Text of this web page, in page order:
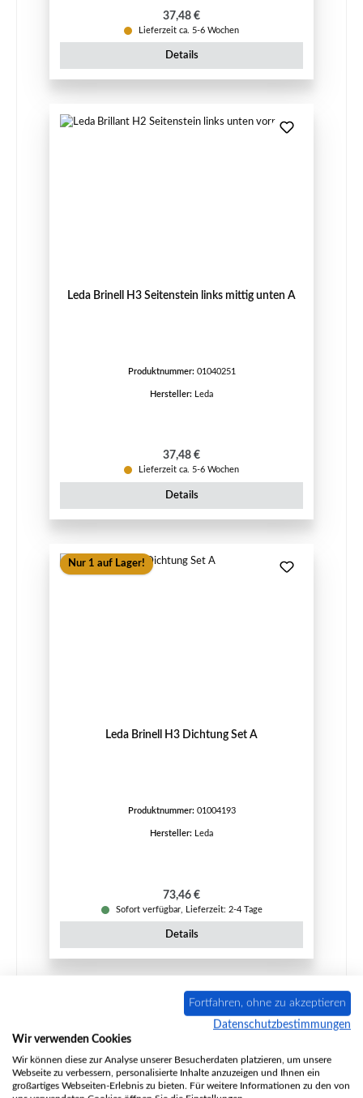
Regulärer Preis:
37,48 €
Lieferzeit ca. 5-6 Wochen
Details
Leda Brinell H3 Seitenstein links mittig unten A
Produktnummer: 01040251
Hersteller: Leda
Regulärer Preis:
37,48 €
Lieferzeit ca. 5-6 Wochen
Details
Nur 1 auf Lager!
Leda Brinell H3 Dichtung Set A
Produktnummer: 01004193
Hersteller: Leda
Regulärer Preis:
73,46 €
Sofort verfügbar, Lieferzeit: 2-4 Tage
Details
Fortfahren, ohne zu akzeptieren
Datenschutzbestimmungen
Wir verwenden Cookies
Wir können diese zur Analyse unserer Besucherdaten platzieren, um unsere
Webseite zu verbessern, personalisierte Inhalte anzuzeigen und Ihnen ein
großartiges Webseiten-Erlebnis zu bieten. Für weitere Informationen zu den von